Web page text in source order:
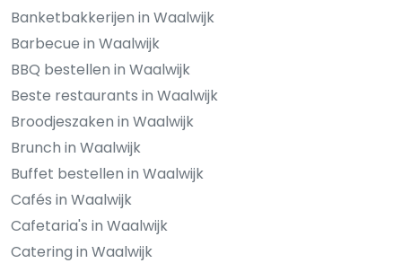
Banketbakkerijen in Waalwijk
Barbecue in Waalwijk
BBQ bestellen in Waalwijk
Beste restaurants in Waalwijk
Broodjeszaken in Waalwijk
Brunch in Waalwijk
Buffet bestellen in Waalwijk
Cafés in Waalwijk
Cafetaria's in Waalwijk
Catering in Waalwijk